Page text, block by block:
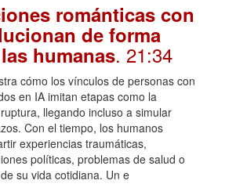
románticas con
de forma
humanas. 21:34
cómo los vínculos de personas con
en IA imitan etapas como la
llegando incluso a simular
Con el tiempo, los humanos
experiencias traumáticas,
políticas, problemas de salud o
su vida cotidiana. Un e